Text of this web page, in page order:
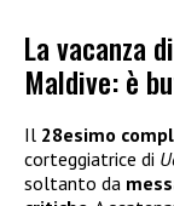
La vacanza
Maldive: è
Il 28esimo
corteggiatrice di
soltanto da